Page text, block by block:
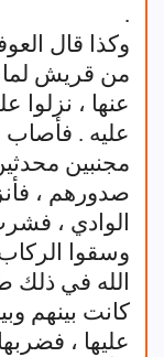
.
وكذا قال
من قريش لما
عنها ، نزلوا
عليه . فأصاب
مجنبين
صدورهم ،
الوادي ،
وسقوا
الله في ذلك
كانت بينهم
عليها ،